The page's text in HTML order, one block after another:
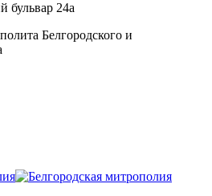
бульвар 24а
Белгородского и